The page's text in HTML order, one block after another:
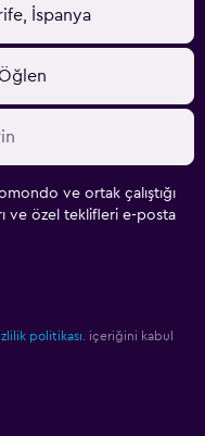
İspanya
ve ortak çalıştığı
ve özel teklifleri e-posta
politikası. içeriğini kabul